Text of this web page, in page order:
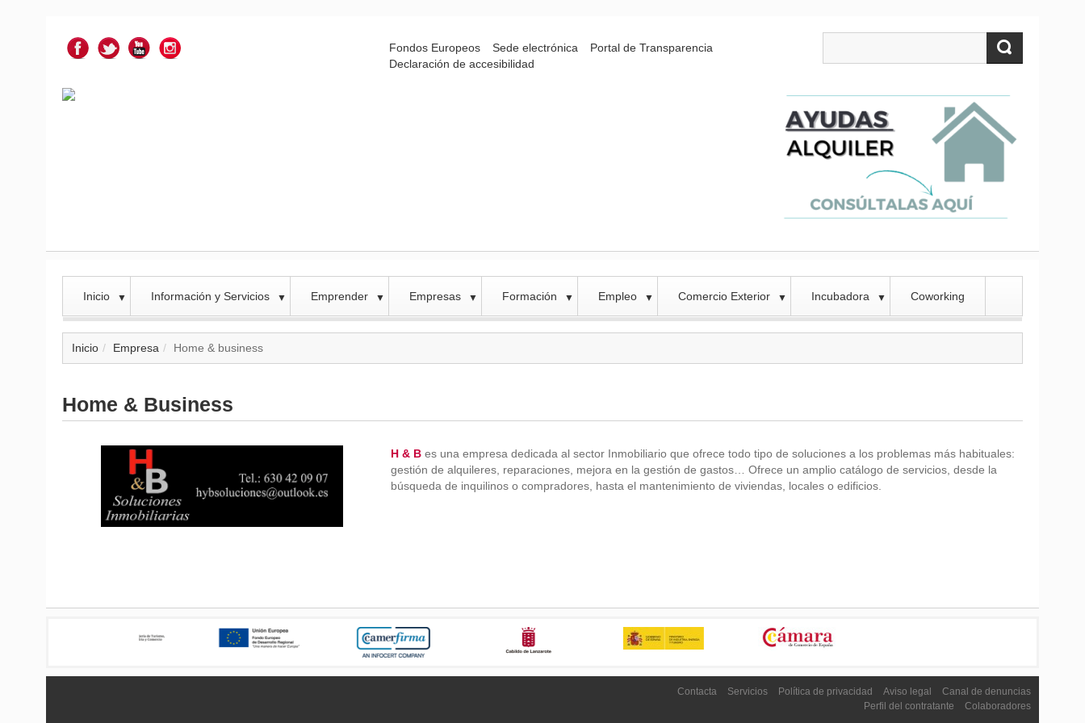
Fondos Europeos Sede electrónica
Portal de Transparencia
Declaración de accesibilidad
Inicio ▼ Información y Servicios ▼ Emprender ▼ Empresas ▼ Formación ▼ Empleo ▼ Comercio Exterior ▼ Incubadora ▼ Coworking
Inicio Empresa Home & business
Home & Business
H & B es una empresa dedicada al sector Inmobiliario que ofrece todo tipo de soluciones a los problemas más habituales:
gestión de alquileres, reparaciones, mejora en la gestión de gastos… Ofrece un amplio catálogo de servicios, desde la
búsqueda de inquilinos o compradores, hasta el mantenimiento de viviendas, locales o edificios.
Contacta Servicios Política de privacidad Aviso legal
Canal de denuncias
Perfil del contratante
Colaboradores